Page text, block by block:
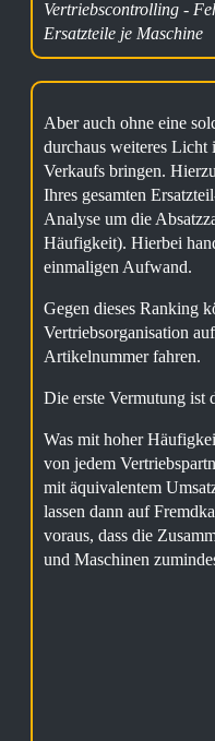
Vertriebscontrolling -
Ersatzteile je Maschine
Aber auch ohne eine
durchaus weiteres Licht
Verkaufs bringen.
Ihres gesamten
Analyse um die
Häufigkeit). Hierbei
einmaligen Aufwand.
Gegen dieses Ranking
Vertriebsorganisation
Artikelnummer fahren.
Die erste Vermutung ist
Was mit hoher
von jedem
mit äquivalentem
lassen dann auf
voraus, dass die
und Maschinen